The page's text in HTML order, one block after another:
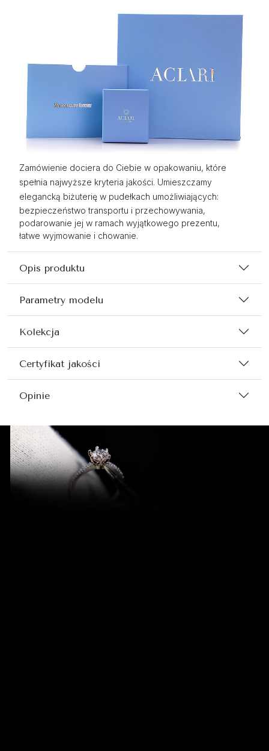
Zamówienie dociera do Ciebie w opakowaniu, które
spełnia najwyższe kryteria jakości. Umieszczamy
elegancką biżuterię w pudełkach umożliwiających:
bezpieczeństwo transportu i przechowywania,
podarowanie jej w ramach wyjątkowego prezentu,
łatwe wyjmowanie i chowanie.
Opis produktu
Parametry modelu
Kolekcja
Certyfikat jakości
Opinie